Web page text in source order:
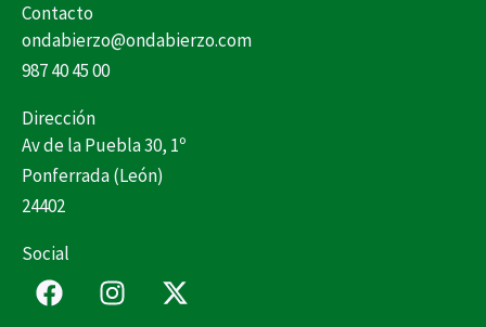
Contacto
ondabierzo@ondabierzo.com
987 40 45 00
Dirección
Av de la Puebla 30, 1º
Ponferrada (León)
24402
Social
F
a
I
n
X
-